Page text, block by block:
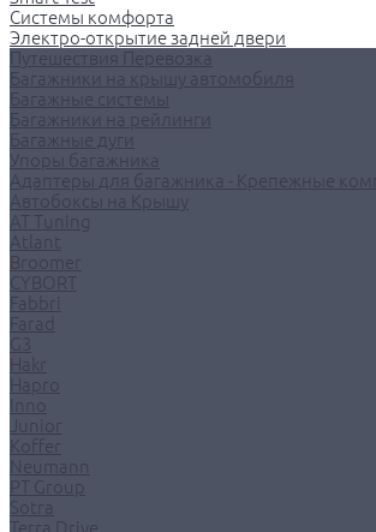
Системы комфорта
Электро-открытие задней двери
Путешествия Перевозка
Багажники на крышу автомобиля
Багажные системы
Багажники на рейлинги
Багажные дуги
Упоры багажника
Адаптеры для багажника - Крепежные
Автобоксы на Крышу
AT Tuning
Atlant
Broomer
CYBORT
Fabbri
Farad
G3
Hakr
Hapro
Inno
Junior
Koffer
Neumann
PT Group
Sotra